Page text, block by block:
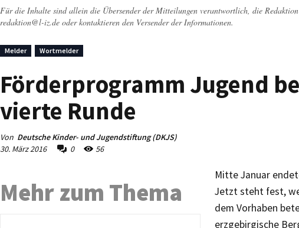
Für die Inhalte sind allein die Übersender der Mitteilungen verantwortlich, die
redaktion@l-iz.de oder kontaktieren den Versender der Informationen.
Melder Wortmelder
Förderprogramm Jugend
vierte Runde
Von Deutsche Kinder- und Jugendstiftung (DKJS)
30. März 2016
0 56
Mitte Januar
Jetzt steht fest,
dem Vorhaben
erzgebirgische
Mehr zum Thema